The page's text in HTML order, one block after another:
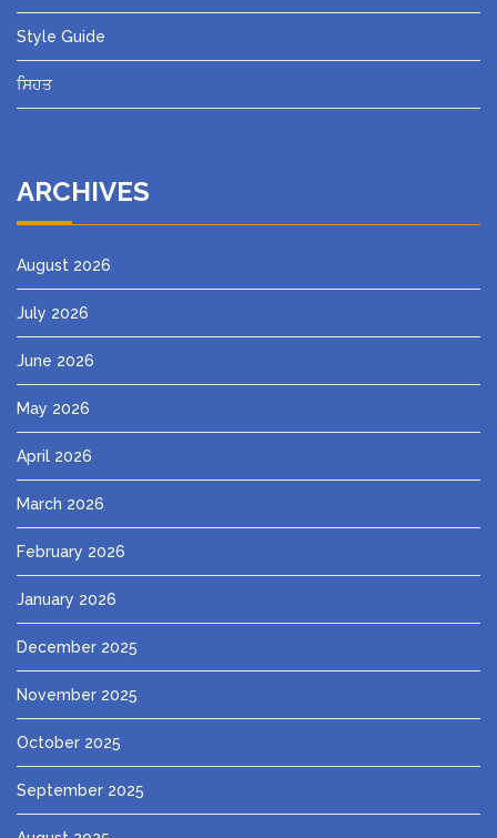
Style Guide
ਸਿਹਤ
ARCHIVES
August 2026
July 2026
June 2026
May 2026
April 2026
March 2026
February 2026
January 2026
December 2025
November 2025
October 2025
September 2025